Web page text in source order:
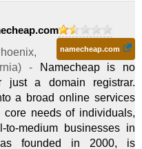
namecheap.com
,
) -
Namecheap is no
just a domain registrar.
a broad online services
needs of individuals,
to-medium businesses in
founded in 2000, is